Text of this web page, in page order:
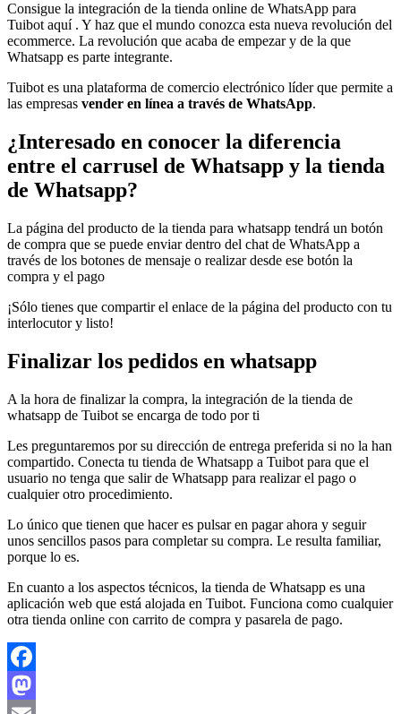
Consigue la integración de la tienda online de WhatsApp para
Tuibot aquí . Y haz que el mundo conozca esta nueva revolución del
ecommerce. La revolución que acaba de empezar y de la que
Whatsapp es parte integrante.
Tuibot es una plataforma de comercio electrónico líder que permite a
las empresas vender en línea a través de WhatsApp.
¿Interesado en conocer la diferencia
entre el carrusel de Whatsapp y la tienda
de Whatsapp?
La página del producto de la tienda para whatsapp tendrá un botón
de compra que se puede enviar dentro del chat de WhatsApp a
través de los botones de mensaje o realizar desde ese botón la
compra y el pago
¡Sólo tienes que compartir el enlace de la página del producto con tu
interlocutor y listo!
Finalizar los pedidos en whatsapp
A la hora de finalizar la compra, la integración de la tienda de
whatsapp de Tuibot se encarga de todo por ti
Les preguntaremos por su dirección de entrega preferida si no la han
compartido. Conecta tu tienda de Whatsapp a Tuibot para que el
usuario no tenga que salir de Whatsapp para realizar el pago o
cualquier otro procedimiento.
Lo único que tienen que hacer es pulsar en pagar ahora y seguir
unos sencillos pasos para completar su compra. Le resulta familiar,
porque lo es.
En cuanto a los aspectos técnicos, la tienda de Whatsapp es una
aplicación web que está alojada en Tuibot. Funciona como cualquier
otra tienda online con carrito de compra y pasarela de pago.
Facebook